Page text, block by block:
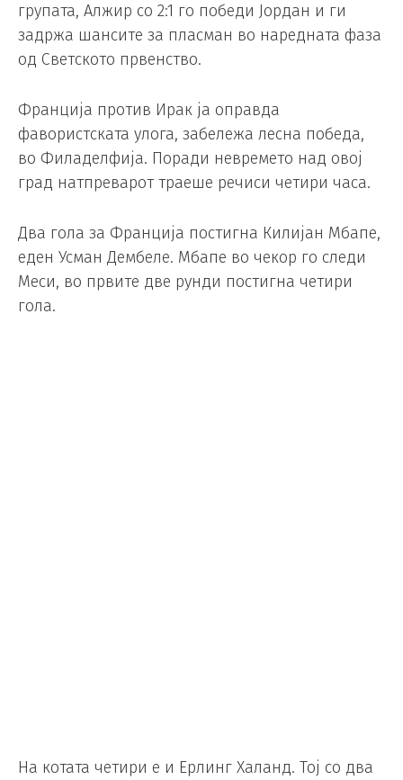
групата, Алжир со 2:1 го победи Јордан и ги
задржа шансите за пласман во наредната фаза
од Светското првенство.
Франција против Ирак ја оправда
фавористската улога, забележа лесна победа,
во Филаделфија. Поради невремето над овој
град натпреварот траеше речиси четири часа.
Два гола за Франција постигна Килијан Мбапе,
еден Усман Дембеле. Мбапе во чекор го следи
Меси, во првите две рунди постигна четири
гола.
На котата четири е и Ерлинг Халанд. Тој со два